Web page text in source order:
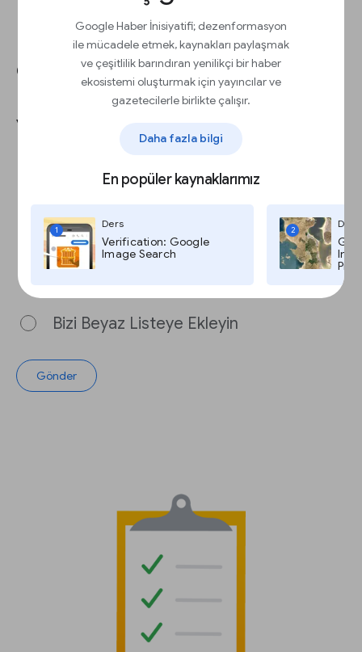
Google Haber İnisiyatifi; dezenformasyon
ile mücadele etmek, kaynakları paylaşmak
ve çeşitlilik barındıran yenilikçi bir haber
ekosistemi oluşturmak için yayıncılar ve
gazetecilerle birlikte çalışır.
Daha fazla bilgi
En popüler kaynaklarımız
1
Ders
Verification: Google
Image Search
2
Ders
Pro,
Kullanıcılardan reklam
engelleyicileri devre dışı
bırakmalarını istemenin en iyi
yolu hangisidir?
Bizi İzin Verilenler Listenize Ekleyin
Reklam Engelleyiciyi Devre Dışı Bırakın
Bizi Beyaz Listeye Ekleyin
Gönder